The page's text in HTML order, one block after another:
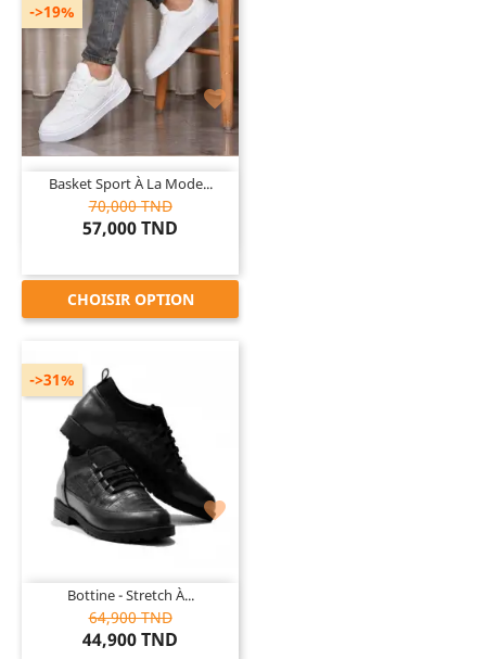

Basket Sport À La Mode...
70,000 TND
57,000 TND
->19%
CHOISIR OPTION

Bottine - Stretch À...
64,900 TND
44,900 TND
->31%